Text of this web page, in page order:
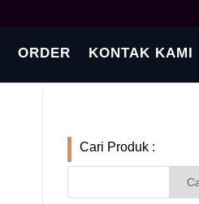
ORDER KONTAK KAMI
Cari Produk :